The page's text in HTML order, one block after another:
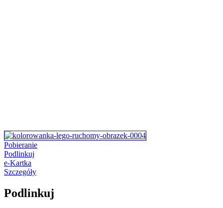
Pobieranie
Podlinkuj
e-Kartka
Szczegóły
Podlinkuj